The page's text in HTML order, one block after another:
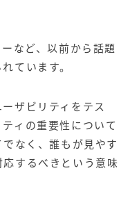
など、以前から話題
ています。
ザビリティをテス
ィの重要性について
でなく、誰もが見やす
するべきという意味